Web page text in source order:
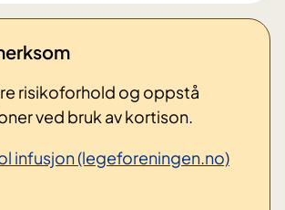
risikoforhold og oppstå
ved bruk av kortison.
infusjon (legeforeningen.no)